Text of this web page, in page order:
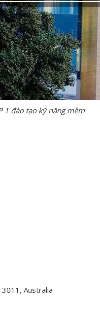
1 đào tạo kỹ năng mềm
Australia